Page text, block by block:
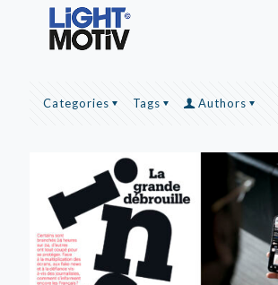
Categories Tags Authors